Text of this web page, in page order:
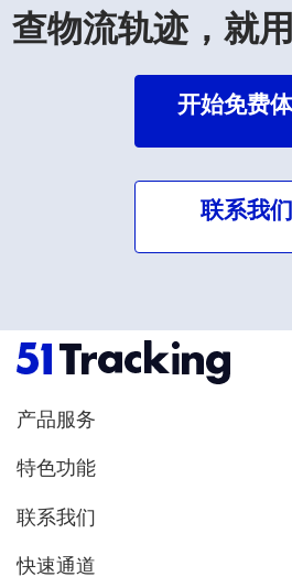
查物流轨迹，就
开始免费
联系我们
产品服务
特色功能
联系我们
快速通道